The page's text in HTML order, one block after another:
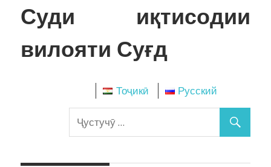
Skip
to
Суди иқтисодии
вилояти Суғд
Тоҷикӣ Русский